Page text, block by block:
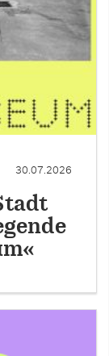
30.07.2026